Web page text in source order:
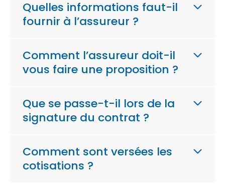
Quelles informations faut-il
fournir à l’assureur ?
Comment l’assureur doit-il
vous faire une proposition ?
Que se passe-t-il lors de la
signature du contrat ?
Comment sont versées les
cotisations ?